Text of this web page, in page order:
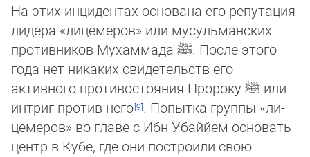
На этих инцидентах основана его репутация
лидера «лицемеров» или мусульманских
противников Мухаммада ﷺ. После это­го
года нет никаких свидетельств его
активного противостояния Пророку ﷺ или
интриг против него . Попытка группы «ли­
цемеров» во главе с Ибн Убаййем основать
центр в Кубе, где они построили свою